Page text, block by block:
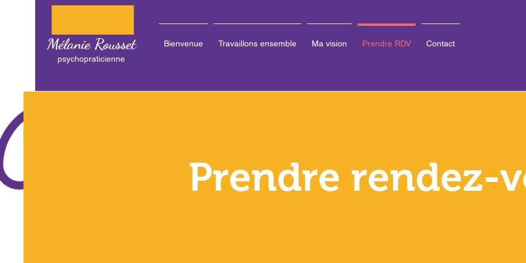
Mélanie Rousset
psychopraticienne
Bienvenue Travaillons ensemble Ma vision Prendre RDV Contact
Prendre rendez-